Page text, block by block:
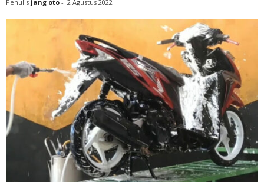
Penulis jang oto - 2 Agustus 2022